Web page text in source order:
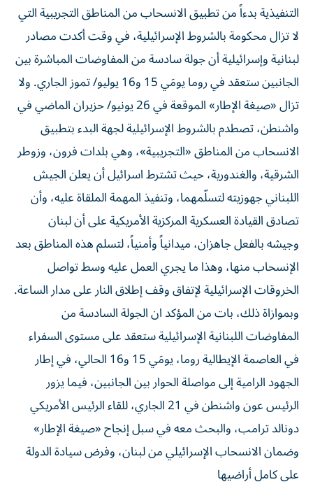
التنفيذية بدءاً من تطبيق الانسحاب من المناطق التجريبية التي
لا تزال محكومة بالشروط الإسرائيلية، في وقت أكدت مصادر
لبنانية وإسرائيلية أن جولة سادسة من المفاوضات المباشرة بين
الجانبين ستعقد في روما يومَي 15 و16 يوليو/ تموز الجاري. ولا
تزال «صيغة الإطار» الموقعة في 26 يونيو/ حزيران الماضي في
واشنطن، تصطدم بالشروط الإسرائيلية لجهة البدء بتطبيق
الانسحاب من المناطق «التجريبية»، وهي بلدات فرون، وزوطر
الشرقية، والغندورية، حيث تشترط اسرائيل أن يعلن الجيش
اللبناني جهوزيته لتسلّمهما، وتنفيذ المهمة الملقاة عليه، وأن
تصادق القيادة العسكرية المركزية الأمريكية على أن لبنان
وجيشه بالفعل جاهزان، ميدانياً وأمنياً، لتسلم هذه المناطق بعد
الإنسحاب منها، وهذا ما يجري العمل عليه وسط تواصل
الخروقات الإسرائيلية لإتفاق وقف إطلاق النار على مدار الساعة.
وبموازاة ذلك، بات من المؤكد ان الجولة السادسة من
المفاوضات اللبنانية الإسرائيلية ستعقد على مستوى السفراء
في العاصمة الإيطالية روما، يومَي 15 و16 الحالي، في إطار
الجهود الرامية إلى مواصلة الحوار بين الجانبين، فيما يزور
الرئيس عون واشنطن في 21 الجاري، للقاء الرئيس الأمريكي
دونالد ترامب، والبحث معه في سبل إنجاح «صيغة الإطار»
وضمان الانسحاب الإسرائيلي من لبنان، وفرض سيادة الدولة
على كامل أراضيها